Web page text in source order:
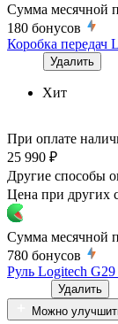
Сумма месячной
180 бонусов
Коробка передач
Удалить
Хит
При оплате
25 990 ₽
Другие способы
Цена при других
Сумма месячной
780 бонусов
Руль Logitech
Удалить
Можно